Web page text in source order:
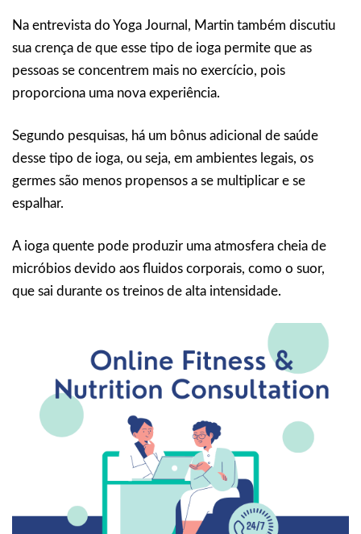
Na entrevista do Yoga Journal, Martin também discutiu
sua crença de que esse tipo de ioga permite que as
pessoas se concentrem mais no exercício, pois
proporciona uma nova experiência.
Segundo pesquisas, há um bônus adicional de saúde
desse tipo de ioga, ou seja, em ambientes legais, os
germes são menos propensos a se multiplicar e se
espalhar.
A ioga quente pode produzir uma atmosfera cheia de
micróbios devido aos fluidos corporais, como o suor,
que sai durante os treinos de alta intensidade.